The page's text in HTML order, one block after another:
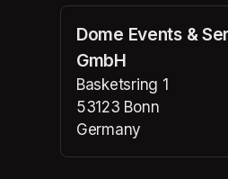
Dome Events &
GmbH
Basketsring 1
53123 Bonn
Germany